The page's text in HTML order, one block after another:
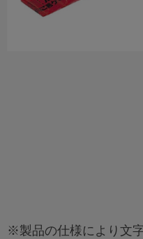
※製品の仕様により文